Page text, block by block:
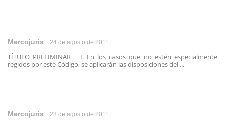
Mercojuris 24 de agosto de 2011
TÍTULO PRELIMINAR I. En los casos que no estén especialmente
regidos por este Código, se aplicarán las disposiciones del ...
Mercojuris 23 de agosto de 2011